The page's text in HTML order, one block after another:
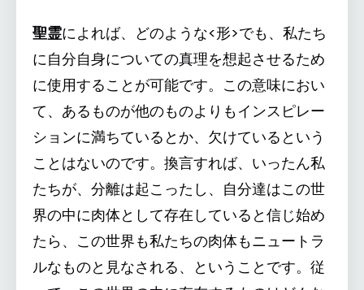
聖霊によれば、どのような<形>でも、私たち
に自分自身についての真理を想起させるため
に使用することが可能です。この意味におい
て、あるものが他のものよりもインスピレー
ションに満ちているとか、欠けているという
ことはないのです。換言すれば、いったん私
たちが、分離は起こったし、自分達はこの世
界の中に肉体として存在していると信じ始め
たら、この世界も私たちの肉体もニュートラ
ルなものと見なされる、ということです。従